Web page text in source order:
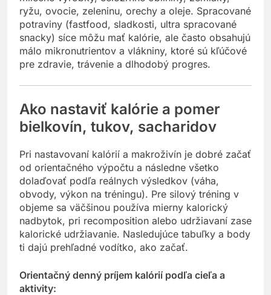
ryžu, ovocie, zeleninu, orechy a oleje. Spracované
potraviny (fastfood, sladkosti, ultra spracované
snacky) síce môžu mať kalórie, ale často obsahujú
málo mikronutrientov a vlákniny, ktoré sú kľúčové
pre zdravie, trávenie a dlhodobý progres.
Ako nastaviť kalórie a pomer
bielkovín, tukov, sacharidov
Pri nastavovaní kalórií a makroživín je dobré začať
od orientačného výpočtu a následne všetko
dolaďovať podľa reálnych výsledkov (váha,
obvody, výkon na tréningu). Pre silový tréning v
objeme sa väčšinou používa mierny kalorický
nadbytok, pri recomposition alebo udržiavaní zase
kalorické udržiavanie. Nasledujúce tabuľky a body
ti dajú prehľadné vodítko, ako začať.
Orientačný denný príjem kalórií podľa cieľa a
aktivity: